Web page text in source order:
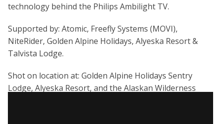
technology behind the Philips Ambilight TV.
Supported by: Atomic, Freefly Systems (MOVI),
NiteRider, Golden Alpine Holidays, Alyeska Resort &
Talvista Lodge.
Shot on location at: Golden Alpine Holidays Sentry
Lodge, Alyeska Resort, and the Alaskan Wilderness